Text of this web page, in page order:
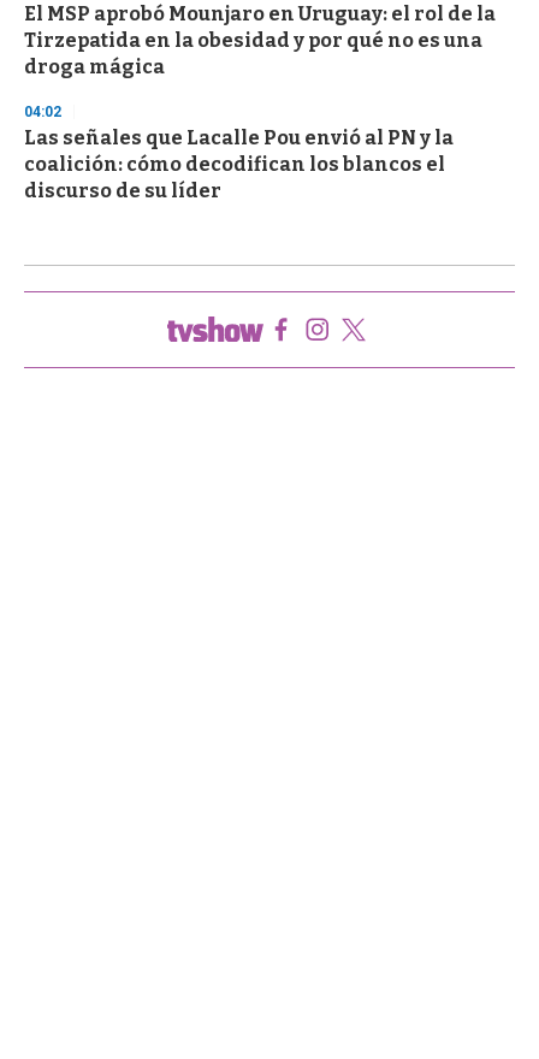
El MSP aprobó Mounjaro en Uruguay: el rol de la
Tirzepatida en la obesidad y por qué no es una
droga mágica
04:02
Las señales que Lacalle Pou envió al PN y la
coalición: cómo decodifican los blancos el
discurso de su líder